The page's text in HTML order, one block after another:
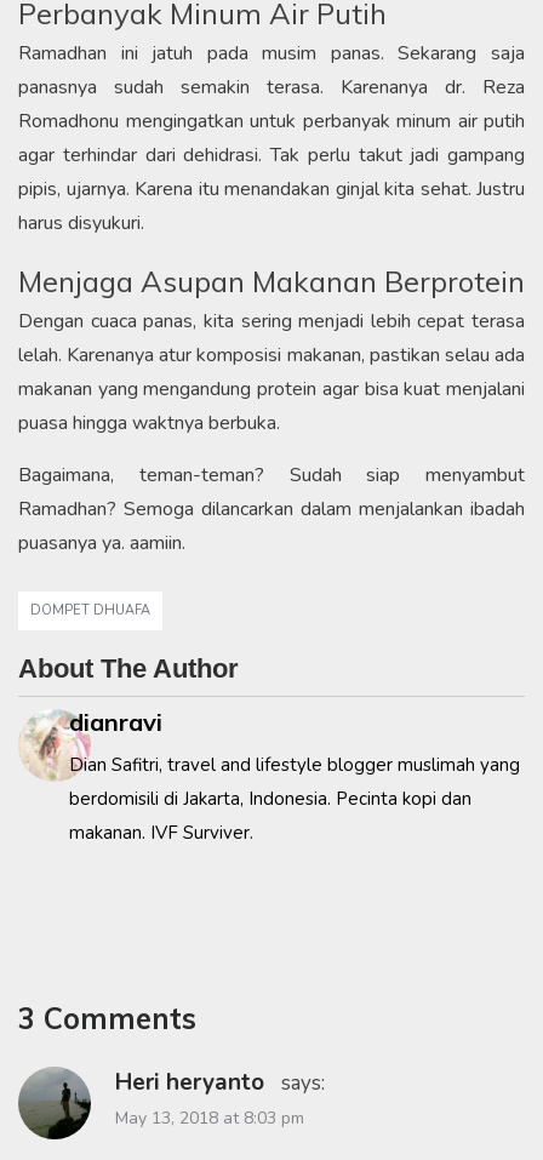
Perbanyak Minum Air Putih
Ramadhan ini jatuh pada musim panas. Sekarang saja
panasnya sudah semakin terasa. Karenanya dr. Reza
Romadhonu mengingatkan untuk perbanyak minum air putih
agar terhindar dari dehidrasi. Tak perlu takut jadi gampang
pipis, ujarnya. Karena itu menandakan ginjal kita sehat. Justru
harus disyukuri.
Menjaga Asupan Makanan Berprotein
Dengan cuaca panas, kita sering menjadi lebih cepat terasa
lelah. Karenanya atur komposisi makanan, pastikan selau ada
makanan yang mengandung protein agar bisa kuat menjalani
puasa hingga waktnya berbuka.
Bagaimana, teman-teman? Sudah siap menyambut
Ramadhan? Semoga dilancarkan dalam menjalankan ibadah
puasanya ya. aamiin.
DOMPET DHUAFA
About The Author
dianravi
Dian Safitri, travel and lifestyle blogger muslimah yang
berdomisili di Jakarta, Indonesia. Pecinta kopi dan
makanan. IVF Surviver.
3 Comments
Heri heryanto says:
May 13, 2018 at 8:03 pm